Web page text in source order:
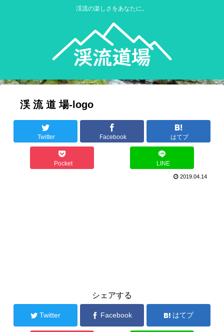
渓流の楽しさをあなたに。
渓 流 道 場-logo
Twitter Facebook はてブ
Pocket LINE
2019.04.14
シェアする
Twitter Facebook はてブ